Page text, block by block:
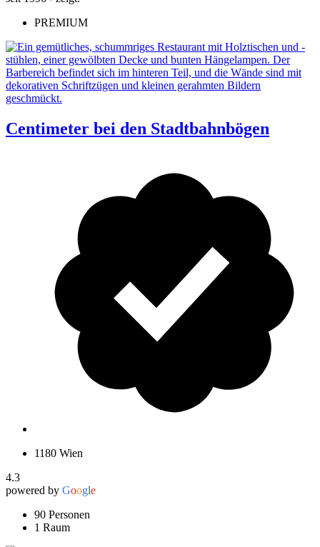
PREMIUM
Centimeter bei den Stadtbahnbögen
1180 Wien
4.3
powered by Google
90 Personen
1 Raum